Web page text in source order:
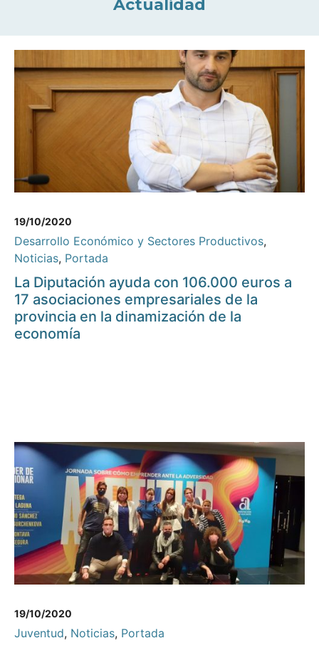
Actualidad
19/10/2020
Desarrollo Económico y Sectores Productivos,
Noticias, Portada
La Diputación ayuda con 106.000 euros a
17 asociaciones empresariales de la
provincia en la dinamización de la
economía
19/10/2020
Juventud, Noticias, Portada